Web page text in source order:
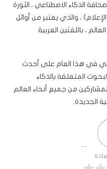
الذكاء الاصطناعي ، الثورة
، والذي يعتبر من أوائل
، باللغتين العربية
في هذا العام على أحدث
المتعلقة بالذكاء
من جميع أنحاء العالم
الجديدة.